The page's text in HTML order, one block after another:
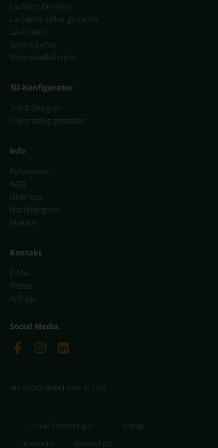
Laufshirt Designer
Laufshirts selbst gestalten
Laufhosen
Sportzubehör
Firmenlaufkalender
3D-Konfigurator
Trikot Designer
Trikot selbst gestalten
Info
Referenzen
AGB
Über uns
Nachhaltigkeit
Magazin
Kontakt
E-Mail
Presse
Anfrage
Social Media
Alle Rechte vorbehalten © 2026
Anfrage
Cookie Einstellungen
Datenschutz
Impressum